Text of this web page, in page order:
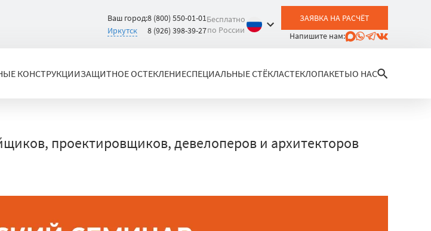
Ваш город:
Иркутск
8 (800) 550-01-01
8 (926) 398-39-27
Бесплатно
по России
ЗАЯВКА НА РАСЧЁТ
Напишите нам:
КОНСТРУКЦИИЗАЩИТНОЕ ОСТЕКЛЕНИЕСПЕЦИАЛЬНЫЕ СТЁКЛАСТЕКЛОПАКЕТЫО НАС
проектировщиков, девелоперов и архитекторов